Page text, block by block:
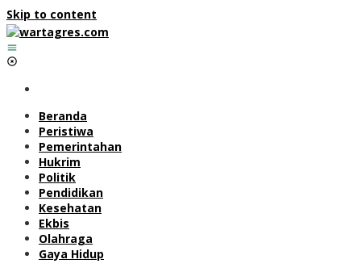
Skip to content
Beranda
Peristiwa
Pemerintahan
Hukrim
Politik
Pendidikan
Kesehatan
Ekbis
Olahraga
Gaya Hidup